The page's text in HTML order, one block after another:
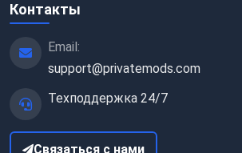
Контакты
Email:
support@privatemods.com
Техподдержка 24/7
Связаться с нами